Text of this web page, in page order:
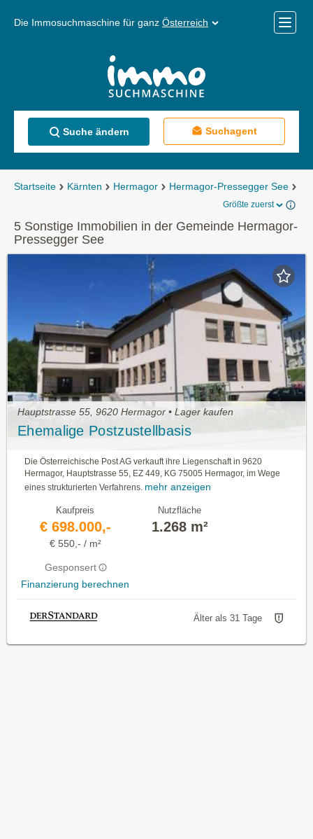
Die Immosuchmaschine für ganz Österreich
Menü
Suche ändern Suchagent
Startseite Kärnten Hermagor Hermagor-Pressegger See
Größte zuerst
5 Sonstige Immobilien in der Gemeinde Hermagor-
Pressegger See
Hauptstrasse 55, 9620 Hermagor • Lager kaufen
Ehemalige Postzustellbasis
Die Österreichische Post AG verkauft ihre Liegenschaft in 9620
Hermagor, Hauptstrasse 55, EZ 449, KG 75005 Hermagor, im Wege
eines strukturierten Verfahrens. mehr anzeigen
Kaufpreis
€ 698.000,-
€ 550,- / m²
Gesponsert
Finanzierung berechnen
Nutzfläche
1.268 m²
Älter als 31 Tage